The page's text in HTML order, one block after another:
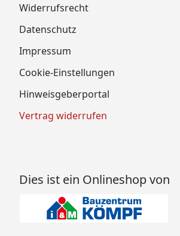
Widerrufsrecht
Datenschutz
Impressum
Cookie-Einstellungen
Hinweisgeberportal
Vertrag widerrufen
Dies ist ein Onlineshop von